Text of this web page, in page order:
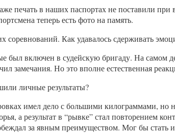
печать в наших паспортах не поставили
теперь есть фото на память.
Как удавалось сдерживать
включен в судейскую бригаду. На самом
замечания. Но это вполне естественная
личные результаты?
имел дело с большими килограммами, но
а результат в “рывке” стал повторением
за явным преимуществом. Мог бы